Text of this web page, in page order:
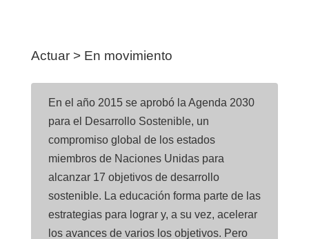
Actuar > En movimiento
En el año 2015 se aprobó la Agenda 2030
para el Desarrollo Sostenible, un
compromiso global de los estados
miembros de Naciones Unidas para
alcanzar 17 objetivos de desarrollo
sostenible. La educación forma parte de las
estrategias para lograr y, a su vez, acelerar
los avances de varios los objetivos. Pero